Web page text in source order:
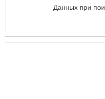
Данных при